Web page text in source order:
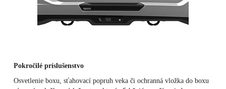
Pokročilé príslušenstvo
Osvetlenie boxu, sťahovací popruh veka či ochranná vložka do boxu